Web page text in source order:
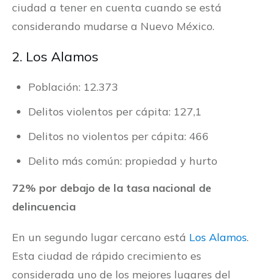
ciudad a tener en cuenta cuando se está
considerando mudarse a Nuevo México.
2. Los Alamos
Población: 12.373
Delitos violentos per cápita: 127,1
Delitos no violentos per cápita: 466
Delito más común: propiedad y hurto
72% por debajo de la tasa nacional de
delincuencia
En un segundo lugar cercano está Los Alamos.
Esta ciudad de rápido crecimiento es
considerada uno de los mejores lugares del